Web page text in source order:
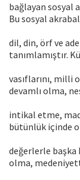
bağlayan sosyal
Bu sosyal
dil, din, örf ve
tanımlamıştır.
vasıflarını, milli
devamlı olma,
intikal etme,
bütünlük içinde
değerlerle
olma,